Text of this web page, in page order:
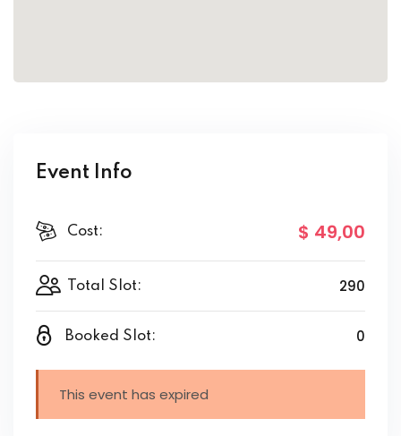
Event Info
Cost: $ 49,00
Total Slot: 290
Booked Slot: 0
This event has expired